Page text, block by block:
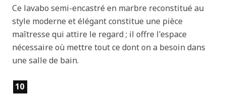
Ce lavabo semi-encastré en marbre reconstitué au
style moderne et élégant constitue une pièce
maîtresse qui attire le regard ; il offre l'espace
nécessaire où mettre tout ce dont on a besoin dans
une salle de bain.
Caractéristiques du produit
10